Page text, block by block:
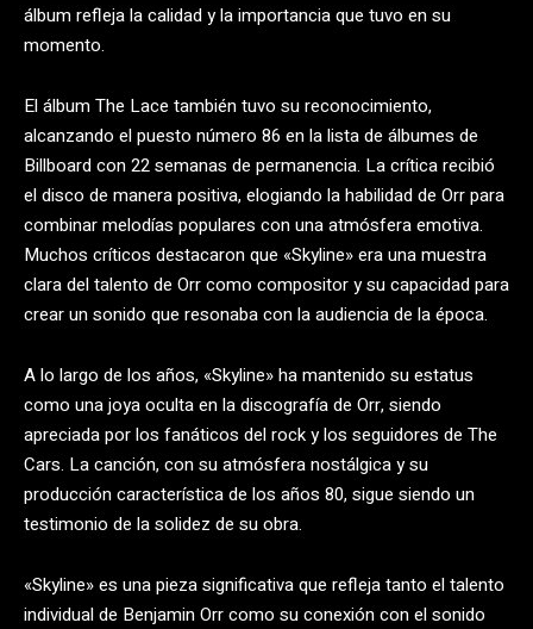
álbum refleja la calidad y la importancia que tuvo en su
momento.
El álbum The Lace también tuvo su reconocimiento,
alcanzando el puesto número 86 en la lista de álbumes de
Billboard con 22 semanas de permanencia. La crítica recibió
el disco de manera positiva, elogiando la habilidad de Orr para
combinar melodías populares con una atmósfera emotiva.
Muchos críticos destacaron que «Skyline» era una muestra
clara del talento de Orr como compositor y su capacidad para
crear un sonido que resonaba con la audiencia de la época.
A lo largo de los años, «Skyline» ha mantenido su estatus
como una joya oculta en la discografía de Orr, siendo
apreciada por los fanáticos del rock y los seguidores de The
Cars. La canción, con su atmósfera nostálgica y su
producción característica de los años 80, sigue siendo un
testimonio de la solidez de su obra.
«Skyline» es una pieza significativa que refleja tanto el talento
individual de Benjamin Orr como su conexión con el sonido